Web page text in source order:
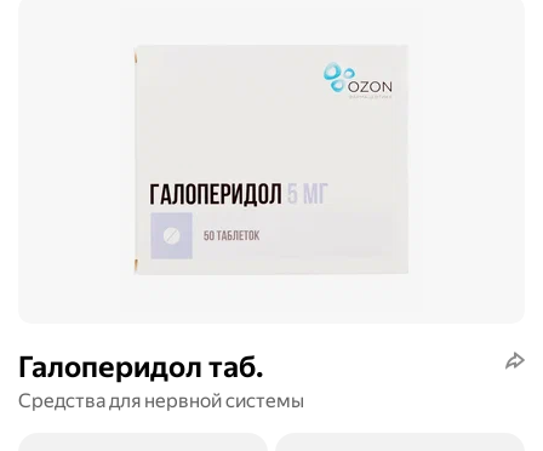
Галоперидол таб.
Средства для нервной системы